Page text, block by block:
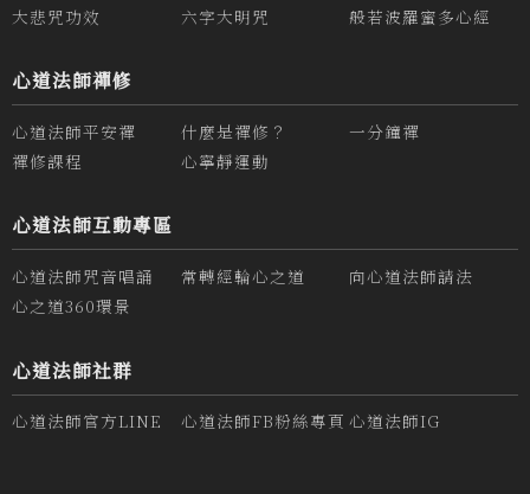
大悲咒功效
六字大明咒 般若波羅蜜多心經
心道法師禪修
心道法師平安禪 什麼是禪修？
一分鐘禪
禪修課程
心寧靜運動
心道法師互動專區
心道法師咒音唱誦 常轉經輪心之道
向心道法師請法
心之道360環景
心道法師社群
心道法師官方LINE 心道法師FB粉絲專頁 心道法師IG